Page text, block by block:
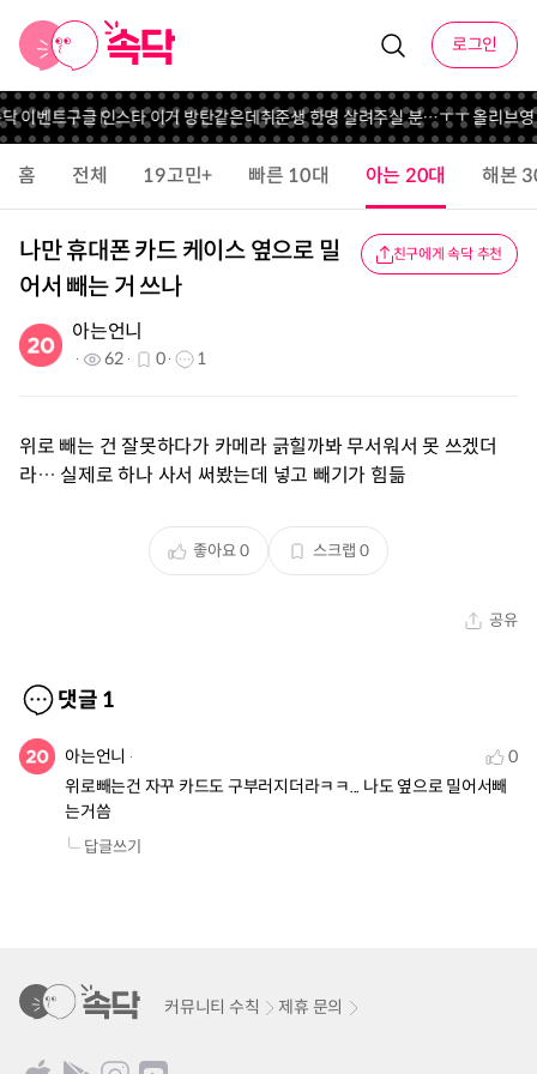
로그인
이벤트구글 인스타 이거 방탄같은데취준생 한명 살려주실 분…ㅜㅜ 올리브영
홈 전체 19고민+ 빠른 10대 아는 20대 해본
나만 휴대폰 카드 케이스 옆으로 밀
어서 빼는 거 쓰나
친구에게 속닥 추천
아는언니
62 0 1
위로 빼는 건 잘못하다가 카메라 긁힐까봐 무서워서 못 쓰겠더
라… 실제로 하나 사서 써봤는데 넣고 빼기가 힘듦
좋아요0 스크랩 0
공유
댓글 1
아는언니
0
위로빼는건 자꾸 카드도 구부러지더라ㅋㅋ... 나도 옆으로 밀어서빼
는거씀
답글쓰기
커뮤니티 수칙 제휴 문의